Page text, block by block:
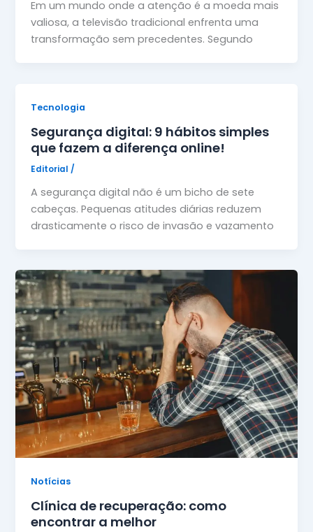
Em um mundo onde a atenção é a moeda mais
valiosa, a televisão tradicional enfrenta uma
transformação sem precedentes. Segundo
Tecnologia
Segurança digital: 9 hábitos simples
que fazem a diferença online!
Editorial /
A segurança digital não é um bicho de sete
cabeças. Pequenas atitudes diárias reduzem
drasticamente o risco de invasão e vazamento
Notícias
Clínica de recuperação: como
encontrar a melhor